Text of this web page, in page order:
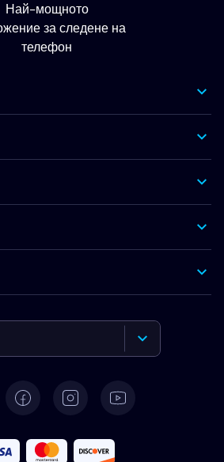
Най-мощното
за следене на
телефон